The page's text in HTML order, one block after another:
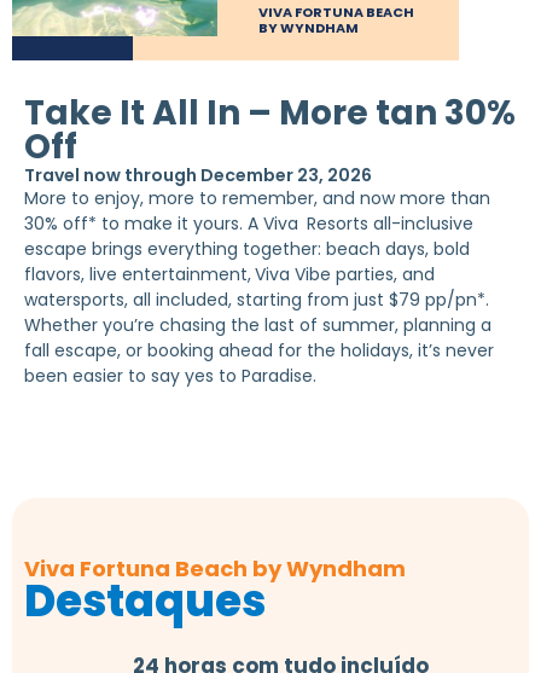
VIVA FORTUNA BEACH
BY WYNDHAM
Take It All In – More tan 30%
Off
Travel now through December 23, 2026
More to enjoy, more to remember, and now more than
30% off* to make it yours. A Viva Resorts all-inclusive
escape brings everything together: beach days, bold
flavors, live entertainment,Viva Vibe parties, and
watersports, all included, starting from just $79 pp/pn*.
Whether you’re chasing the last of summer, planning a
fall escape, or booking ahead for the holidays, it’s never
been easier to say yes to Paradise.
Viva Fortuna Beach by Wyndham
Destaques
24 horas com tudo incluído